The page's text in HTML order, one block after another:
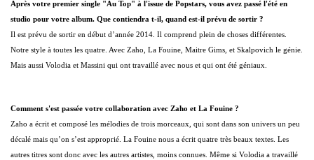
Après votre premier single "Au Top" à l'issue de Popstars, vous avez passé l'été en
studio pour votre album. Que contiendra t-il, quand est-il prévu de sortir ?
Il est prévu de sortir en début d’année 2014. Il comprend plein de choses différentes.
Notre style à toutes les quatre. Avec Zaho, La Fouine, Maitre Gims, et Skalpovich le génie.
Mais aussi Volodia et Massini qui ont travaillé avec nous et qui ont été géniaux.
Comment s'est passée votre collaboration avec Zaho et La Fouine ?
Zaho a écrit et composé les mélodies de trois morceaux, qui sont dans son univers un peu
décalé mais qu’on s’est approprié. La Fouine nous a écrit quatre très beaux textes. Les
autres titres sont donc avec les autres artistes, moins connues. Même si Volodia a travaillé